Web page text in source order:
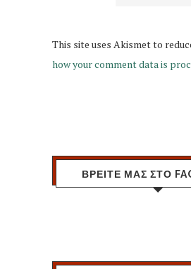
This site uses Akismet to
how your comment data is
ΒΡΕΙΤΕ ΜΑΣ ΣΤΟ